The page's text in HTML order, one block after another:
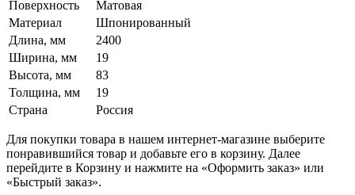
Поверхность
Матовая
Материал
Шпонированный
Длина, мм
2400
Ширина, мм
19
Высота, мм
83
Толщина, мм
19
Страна
Россия
Для покупки товара в нашем интернет-магазине выберите
понравившийся товар и добавьте его в корзину. Далее
перейдите в Корзину и нажмите на «Оформить заказ» или
«Быстрый заказ».